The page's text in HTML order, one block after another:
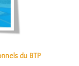
du BTP